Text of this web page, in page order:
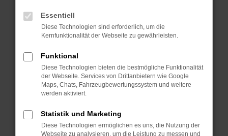
Erst sparen, dann fahren – so galt es noch für unsere
Eltern beim Neuwagenkauf. Lange war es nahezu
undenkbar, ein neues Auto zu finanzieren oder gar zu
leasen. Heute bietet das große Angebot für günstiges
KFZ Leasing eine attraktive Möglichkeit, dass neueste
Fahrzeugmodell zu fahren. Ein günstiges KFZ Leasing
dies und macht diese Art des Fahrzeug-Erwerbs immer
Essentiell
Diese Technologien sind erforderlich, um die
Kernfunktionalität der Webseite zu gewährleisten.
Funktional
Diese Technologien bieten die bestmögliche Funktionalität
der Webseite. Services von Drittanbietern wie Google
Maps, Chats, Fahrzeugbewertungssystem und weitere
werden aktiviert.
Statistik und Marketing
Diese Technologien ermöglichen es uns, die Nutzung der
Webseite zu analysieren, um die Leistung zu messen und